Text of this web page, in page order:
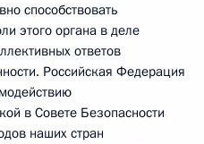
способствовать
этого органа в деле
ответов
Российская Федерация
в Совете Безопасности
наших стран